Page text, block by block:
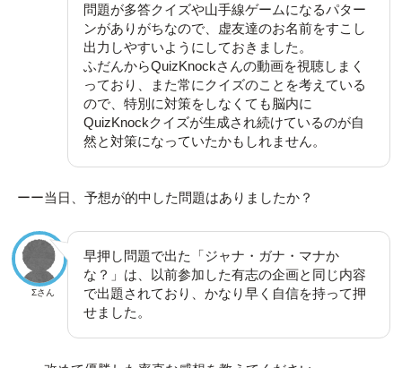
問題が多答クイズや山手線ゲームになるパター
ンがありがちなので、虚友達のお名前をすこし
出力しやすいようにしておきました。
ふだんからQuizKnockさんの動画を視聴しまく
っており、また常にクイズのことを考えている
ので、特別に対策をしなくても脳内に
QuizKnockクイズが生成され続けているのが自
然と対策になっていたかもしれません。
ーー当日、予想が的中した問題はありましたか？
Σさん
早押し問題で出た「ジャナ・ガナ・マナか
な？」は、以前参加した有志の企画と同じ内容
で出題されており、かなり早く自信を持って押
せました。